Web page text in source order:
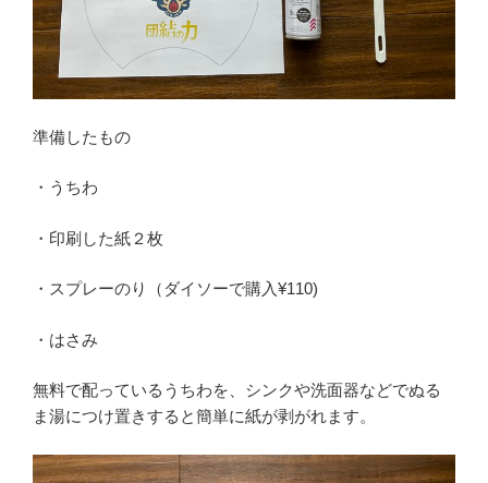
準備したもの
・うちわ
・印刷した紙２枚
・スプレーのり（ダイソーで購入¥110)
・はさみ
無料で配っているうちわを、シンクや洗面器などでぬる
ま湯につけ置きすると簡単に紙が剥がれます。